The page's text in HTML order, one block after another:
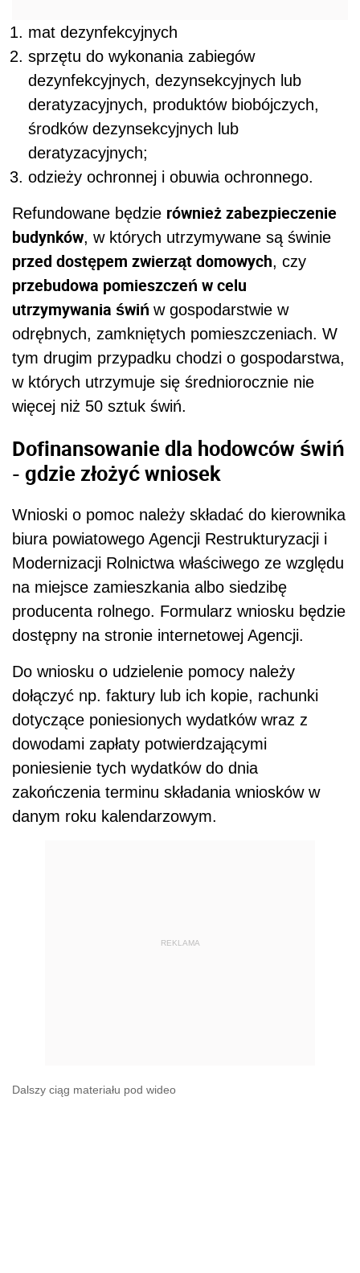
mat dezynfekcyjnych
sprzętu do wykonania zabiegów
dezynfekcyjnych, dezynsekcyjnych lub
deratyzacyjnych, produktów biobójczych,
środków dezynsekcyjnych lub
deratyzacyjnych;
odzieży ochronnej i obuwia ochronnego.
Refundowane będzie również zabezpieczenie
budynków, w których utrzymywane są świnie
przed dostępem zwierząt domowych, czy
przebudowa pomieszczeń w celu
utrzymywania świń w gospodarstwie w
odrębnych, zamkniętych pomieszczeniach. W
tym drugim przypadku chodzi o gospodarstwa,
w których utrzymuje się średniorocznie nie
więcej niż 50 sztuk świń.
Dofinansowanie dla hodowców świń
- gdzie złożyć wniosek
Wnioski o pomoc należy składać do kierownika
biura powiatowego Agencji Restrukturyzacji i
Modernizacji Rolnictwa właściwego ze względu
na miejsce zamieszkania albo siedzibę
producenta rolnego. Formularz wniosku będzie
dostępny na stronie internetowej Agencji.
Do wniosku o udzielenie pomocy należy
dołączyć np. faktury lub ich kopie, rachunki
dotyczące poniesionych wydatków wraz z
dowodami zapłaty potwierdzającymi
poniesienie tych wydatków do dnia
zakończenia terminu składania wniosków w
danym roku kalendarzowym.
REKLAMA
Dalszy ciąg materiału pod wideo